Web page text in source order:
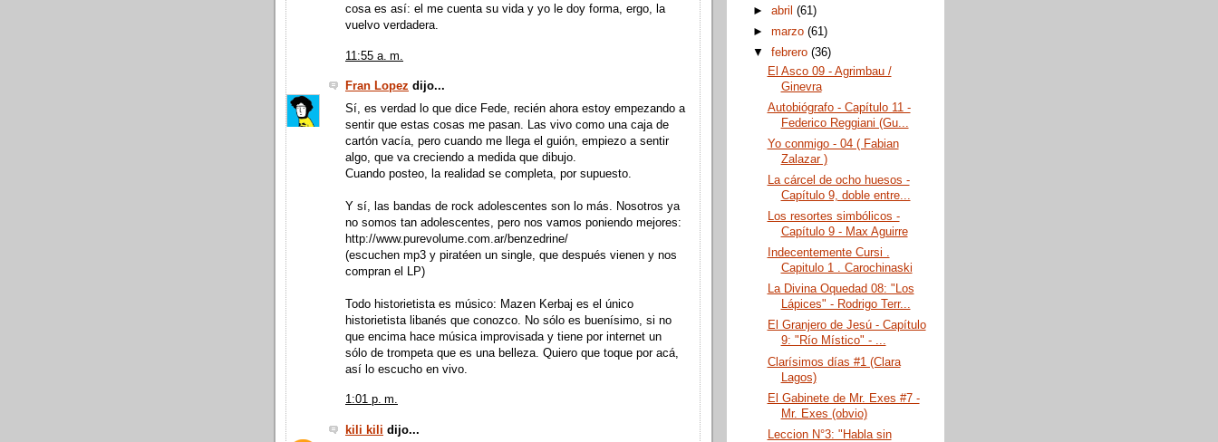
cosa es así: el me cuenta su vida y yo le doy forma, ergo, la
vuelvo verdadera.
11:55 a. m.
Fran Lopez dijo...
Sí, es verdad lo que dice Fede, recién ahora estoy empezando a
sentir que estas cosas me pasan. Las vivo como una caja de
cartón vacía, pero cuando me llega el guión, empiezo a sentir
algo, que va creciendo a medida que dibujo.
Cuando posteo, la realidad se completa, por supuesto.
Y sí, las bandas de rock adolescentes son lo más. Nosotros ya
no somos tan adolescentes, pero nos vamos poniendo mejores:
http://www.purevolume.com.ar/benzedrine/
(escuchen mp3 y piratéen un single, que después vienen y nos
compran el LP)
Todo historietista es músico: Mazen Kerbaj es el único
historietista libanés que conozco. No sólo es buenísimo, si no
que encima hace música improvisada y tiene por internet un
sólo de trompeta que es una belleza. Quiero que toque por acá,
así lo escucho en vivo.
1:01 p. m.
kili kili dijo...
►abril(61)
►marzo(61)
▼febrero(36)
El Asco 09 - Agrimbau /
Ginevra
Autobiógrafo - Capítulo 11 -
Federico Reggiani (Gu...
Yo conmigo - 04 ( Fabian
Zalazar )
La cárcel de ocho huesos -
Capítulo 9, doble entre...
Los resortes simbólicos -
Capítulo 9 - Max Aguirre
Indecentemente Cursi .
Capitulo 1 . Carochinaski
La Divina Oquedad 08: "Los
Lápices" - Rodrigo Terr...
El Granjero de Jesú - Capítulo
9: "Río Místico" - ...
Clarísimos días #1 (Clara
Lagos)
El Gabinete de Mr. Exes #7 -
Mr. Exes (obvio)
Leccion N°3: "Habla sin